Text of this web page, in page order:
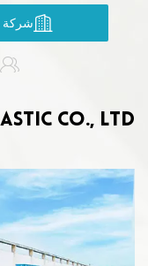
شركة
CO., LTD.